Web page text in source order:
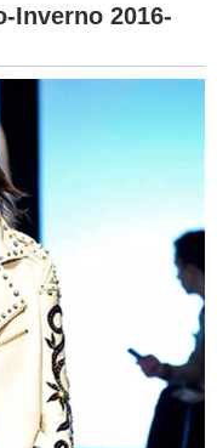
Inverno 2016-